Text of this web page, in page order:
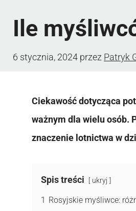
Ile
6 stycznia, 2024 przez Patryk
Ciekawość dotycząca
ważnym dla wielu osób.
znaczenie lotnictwa w
Spis treści ukryj
1 Rosyjskie myśliwce: